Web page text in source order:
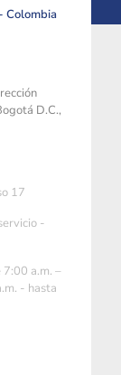
Colombia
D.C.,
17
-
7:00 a.m. –
- hasta